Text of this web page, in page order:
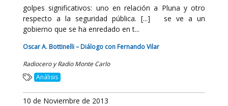
golpes significativos: uno en relación a Pluna y otro
respecto a la seguridad pública. [...] se ve a un
gobierno que se ha enredado en t...
Oscar A. Bottinelli – Diálogo con Fernando Vilar
Radiocero y Radio Monte Carlo
Análisis
10 de Noviembre de 2013